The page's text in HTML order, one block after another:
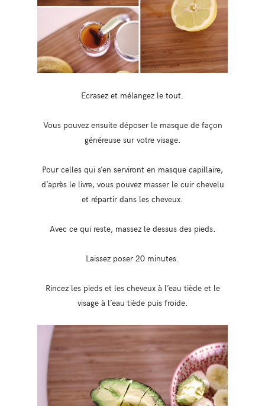
Ecrasez et mélangez le tout.
Vous pouvez ensuite déposer le masque de façon
généreuse sur votre visage.
Pour celles qui s’en serviront en masque capillaire,
d’après le livre, vous pouvez masser le cuir chevelu
et répartir dans les cheveux.
Avec ce qui reste, massez le dessus des pieds.
Laissez poser 20 minutes.
Rincez les pieds et les cheveux à l’eau tiède et le
visage à l’eau tiède puis froide.